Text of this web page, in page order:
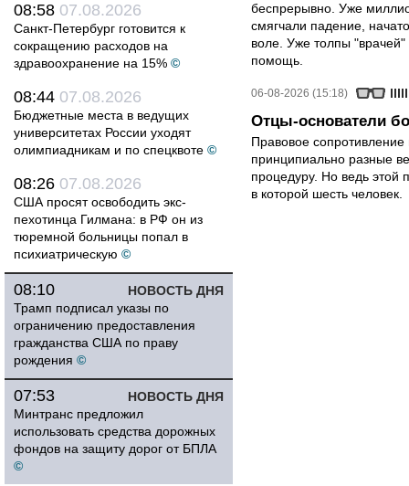
08:58 07.08.2026
Санкт-Петербург готовится к
сокращению расходов на
здравоохранение на 15% ©
08:44 07.08.2026
Бюджетные места в ведущих
университетах России уходят
олимпиадникам и по спецквоте ©
08:26 07.08.2026
США просят освободить экс-
пехотинца Гилмана: в РФ он из
тюремной больницы попал в
психиатрическую ©
НОВОСТЬ ДНЯ
08:10
Трамп подписал указы по
ограничению предоставления
гражданства США по праву
рождения ©
НОВОСТЬ ДНЯ
07:53
Минтранс предложил
использовать средства дорожных
фондов на защиту дорог от БПЛА
©
беспрерывно. Уже
смягчали падение,
воле. Уже толпы
помощь.
06-08-2026 (15:18)
Отцы-основатели
Правовое
принципиально разные
процедуру. Но ведь этой
в которой шесть человек.